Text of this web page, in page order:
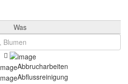
Was
Abbrucharbeiten
Abflussreinigung